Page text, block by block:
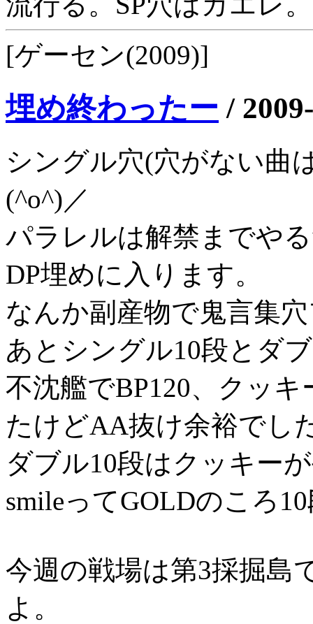
[ゲーセン(2009)]
埋め終わったー /
シングル穴(穴がない曲
(^o^)／
パラレルは解禁までや
DP埋めに入ります。
なんか副産物で鬼言集
あとシングル10段とダ
不沈艦でBP120、クッ
たけどAA抜け余裕でし
ダブル10段はクッキー
smileってGOLDのころ
今週の戦場は第3採掘島
よ。